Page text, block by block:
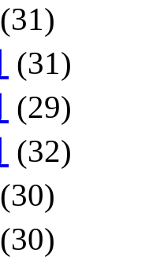
(31)
(31)
(29)
(32)
(30)
(30)